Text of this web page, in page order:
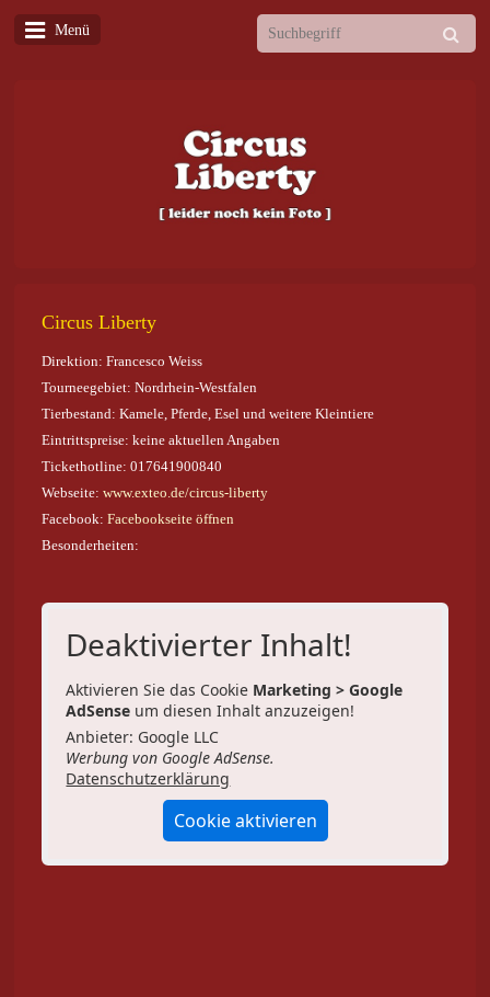
Menü
Circus Liberty
Direktion: Francesco Weiss
Tourneegebiet: Nordrhein-Westfalen
Tierbestand: Kamele, Pferde, Esel und weitere Kleintiere
Eintrittspreise: keine aktuellen Angaben
Tickethotline: 017641900840
Webseite:www.exteo.de/circus-liberty
Facebook:Facebookseite öffnen
Besonderheiten:
Deaktivierter Inhalt!
Aktivieren Sie das Cookie Marketing > Google
AdSense um diesen Inhalt anzuzeigen!
Anbieter: Google LLC
Werbung von Google AdSense.
Datenschutzerklärung
Cookie aktivieren